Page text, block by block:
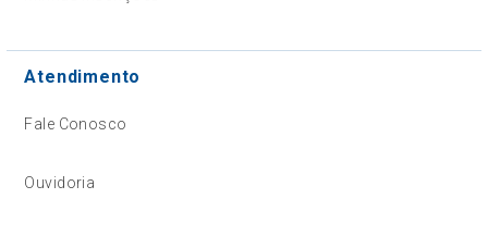
Atendimento
Fale Conosco
Ouvidoria